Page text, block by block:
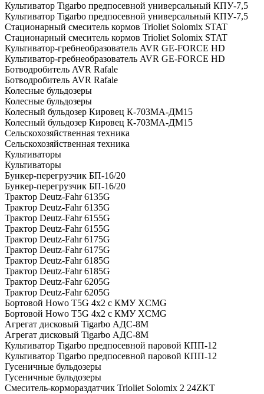
Культиватор Tigarbo предпосевной универсальный КПУ-7,5
Культиватор Tigarbo предпосевной универсальный КПУ-7,5
Стационарный смеситель кормов Trioliet Solomix STAT
Стационарный смеситель кормов Trioliet Solomix STAT
Культиватор-гребнеобразователь AVR GE-FORCE HD
Культиватор-гребнеобразователь AVR GE-FORCE HD
Ботводробитель AVR Rafale
Ботводробитель AVR Rafale
Колесные бульдозеры
Колесные бульдозеры
Колесный бульдозер Кировец К-703МА-ДМ15
Колесный бульдозер Кировец К-703МА-ДМ15
Сельскохозяйственная техника
Сельскохозяйственная техника
Культиваторы
Культиваторы
Бункер-перегрузчик БП-16/20
Бункер-перегрузчик БП-16/20
Трактор Deutz-Fahr 6135G
Трактор Deutz-Fahr 6135G
Трактор Deutz-Fahr 6155G
Трактор Deutz-Fahr 6155G
Трактор Deutz-Fahr 6175G
Трактор Deutz-Fahr 6175G
Трактор Deutz-Fahr 6185G
Трактор Deutz-Fahr 6185G
Трактор Deutz-Fahr 6205G
Трактор Deutz-Fahr 6205G
Бортовой Howo T5G 4х2 c КМУ XCMG
Бортовой Howo T5G 4х2 c КМУ XCMG
Агрегат дисковый Tigarbo АДС-8M
Агрегат дисковый Tigarbo АДС-8M
Культиватор Tigarbo предпосевной паровой КПП-12
Культиватор Tigarbo предпосевной паровой КПП-12
Гусеничные бульдозеры
Гусеничные бульдозеры
Смеситель-кормораздатчик Trioliet Solomix 2 24ZKT